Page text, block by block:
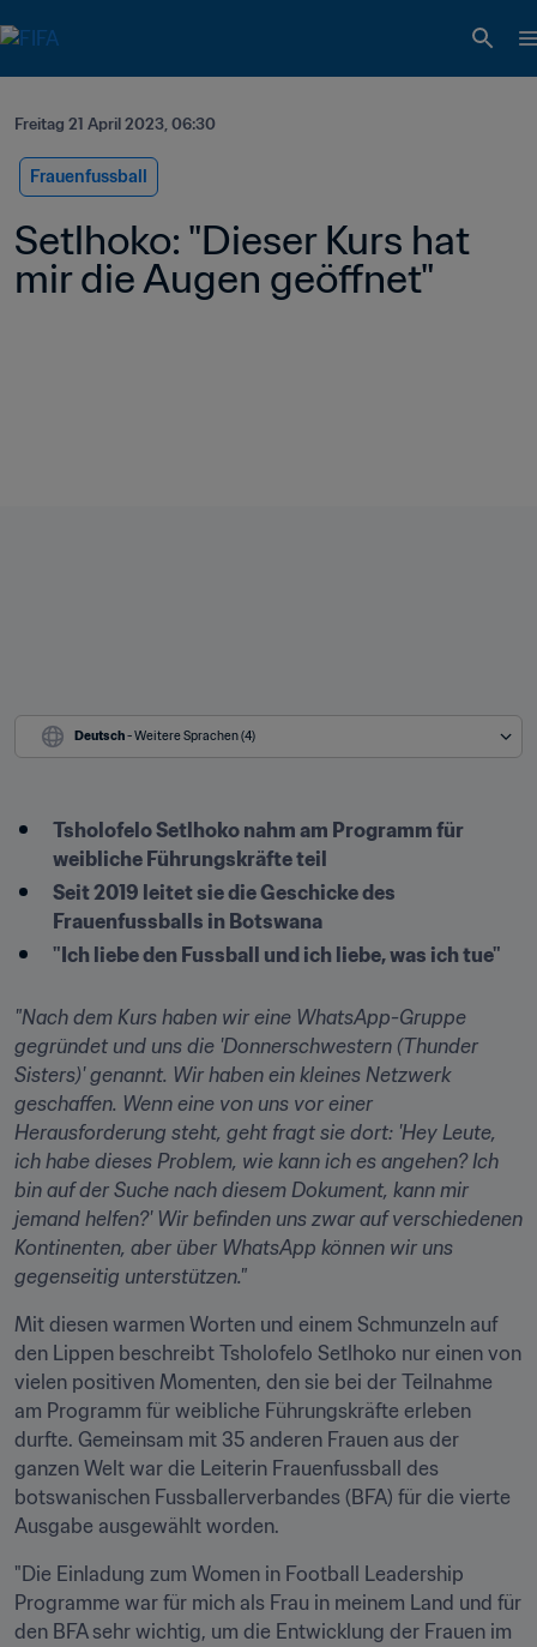
Freitag 21 April 2023, 06:30
Frauenfussball
Setlhoko: "Dieser Kurs hat
mir die Augen geöffnet"
Deutsch - Weitere Sprachen (4)
Tsholofelo Setlhoko nahm am Programm für
weibliche Führungskräfte teil
Seit 2019 leitet sie die Geschicke des
Frauenfussballs in Botswana
"Ich liebe den Fussball und ich liebe, was ich tue"
"Nach dem Kurs haben wir eine WhatsApp-Gruppe
gegründet und uns die 'Donnerschwestern (Thunder
Sisters)' genannt. Wir haben ein kleines Netzwerk
geschaffen. Wenn eine von uns vor einer
Herausforderung steht, geht fragt sie dort: 'Hey Leute,
ich habe dieses Problem, wie kann ich es angehen? Ich
bin auf der Suche nach diesem Dokument, kann mir
jemand helfen?' Wir befinden uns zwar auf verschiedenen
Kontinenten, aber über WhatsApp können wir uns
gegenseitig unterstützen."
Mit diesen warmen Worten und einem Schmunzeln auf
den Lippen beschreibt Tsholofelo Setlhoko nur einen von
vielen positiven Momenten, den sie bei der Teilnahme
am Programm für weibliche Führungskräfte erleben
durfte. Gemeinsam mit 35 anderen Frauen aus der
ganzen Welt war die Leiterin Frauenfussball des
botswanischen Fussballerverbandes (BFA) für die vierte
Ausgabe ausgewählt worden.
"Die Einladung zum Women in Football Leadership
Programme war für mich als Frau in meinem Land und für
den BFA sehr wichtig, um die Entwicklung der Frauen im